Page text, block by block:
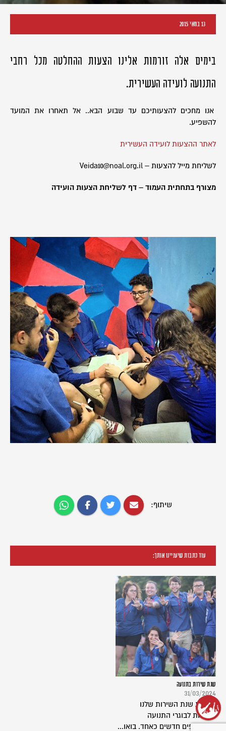
13 במאי 2015
בימים אלה זורמות אלינו הצעות ההחלטה מכל רחבי
התנועה לועידה העשירית.
אנו מחכים להצעותיכם עד שבוע הבא.. אל תאחרו את המועד
להשפיע.
לאתר ההצעות לועידה העשירית
לשליחת מייל להצעות – Veida10@noal.org.il
מצורף בתחתית העמוד – דף לשליחת הצעות הועידה
שיתוף:
עוד כתבות שיעניינו אותך:
שנת שירות בתנועה
31/03/2024
תכניות שנת השירות שלנו
פתוחות לבוגרי התנועה
ולמצטרפים חדשים כאחד. בואו...